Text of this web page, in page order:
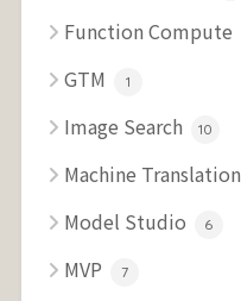
Function Compute
GTM 1
Image Search 10
Machine Translation
Model Studio 6
MVP 7